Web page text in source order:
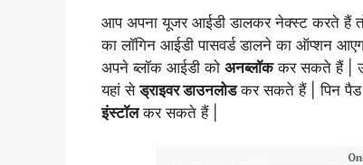
आप अपना यूजर आईडी डालकर नेक्स्ट करते हैं
का लॉगिन आईडी पासवर्ड डालने का ऑप्शन
अपने ब्लॉक आईडी को अनब्लॉककर सकते हैं |
यहां सेड्राइवर डाउनलोडकर सकते हैं | पिन पैड
इंस्टॉलकर सकते हैं |